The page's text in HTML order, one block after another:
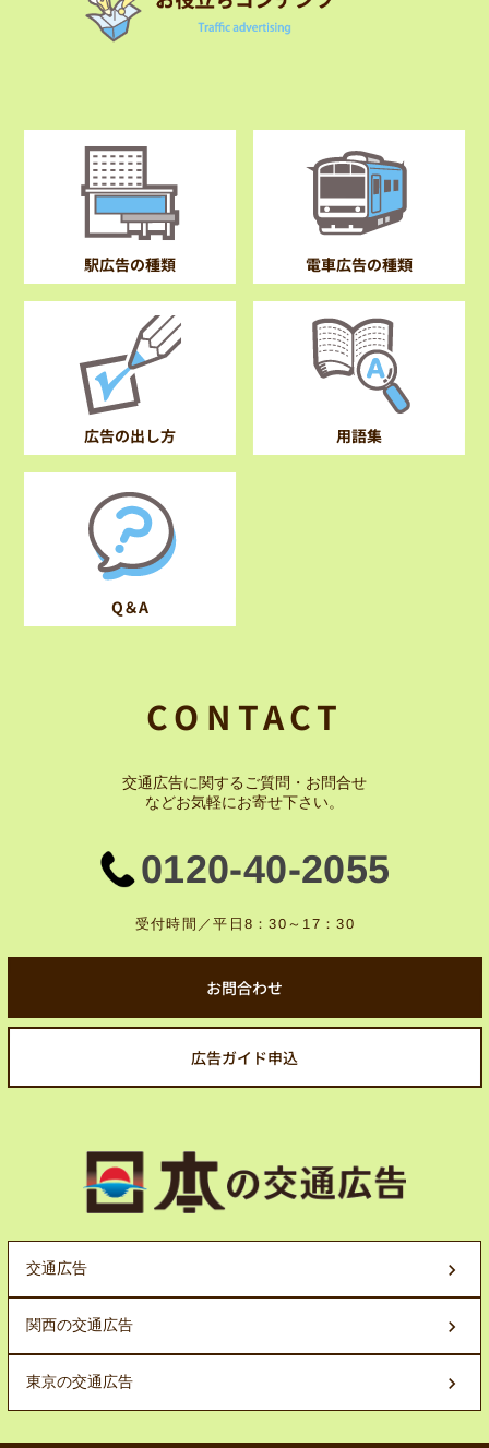
駅広告の種類 電車広告の種類
広告の出し方 用語集
Q＆A
CONTACT
交通広告に関するご質問・お問合せ
などお気軽にお寄せ下さい。
0120-40-2055
受付時間／平日8：30～17：30
お問合わせ
広告ガイド申込
交通広告
関西の交通広告
東京の交通広告